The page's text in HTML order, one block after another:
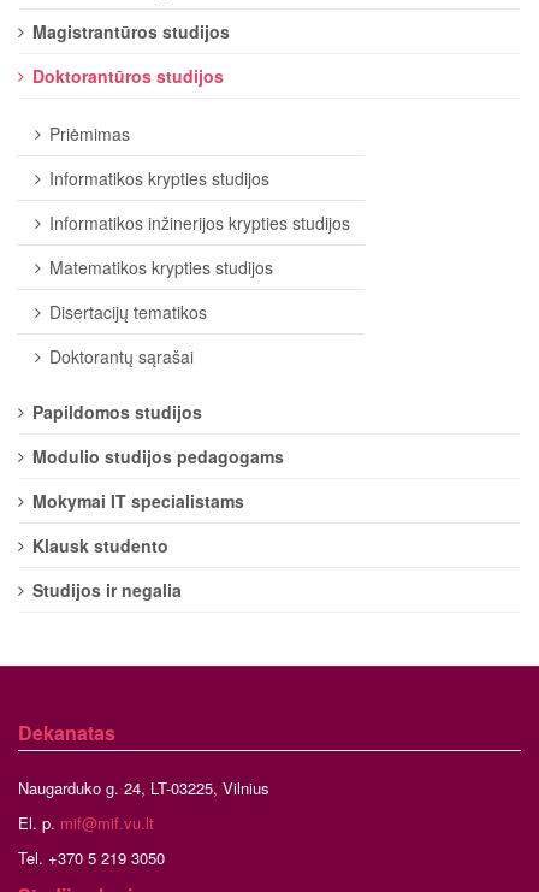
Magistrantūros studijos
Doktorantūros studijos
Priėmimas
Informatikos krypties studijos
Informatikos inžinerijos krypties studijos
Matematikos krypties studijos
Disertacijų tematikos
Doktorantų sąrašai
Papildomos studijos
Modulio studijos pedagogams
Mokymai IT specialistams
Klausk studento
Studijos ir negalia
Dekanatas
Naugarduko g. 24, LT-03225, Vilnius
El. p. mif@mif.vu.lt
Tel. +370 5 219 3050